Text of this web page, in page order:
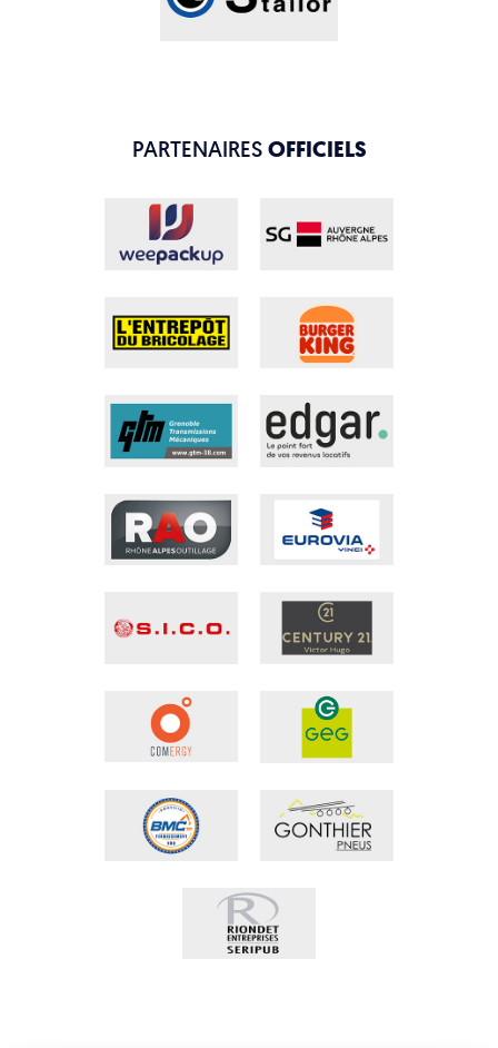
PARTENAIRESOFFICIELS